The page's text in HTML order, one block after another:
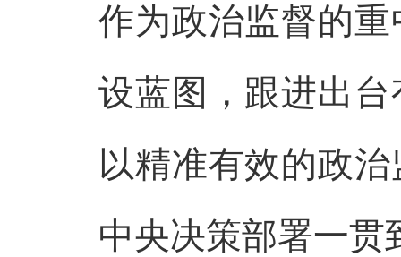
作为政治监督的
设蓝图，跟进出
以精准有效的政
中央决策部署一贯